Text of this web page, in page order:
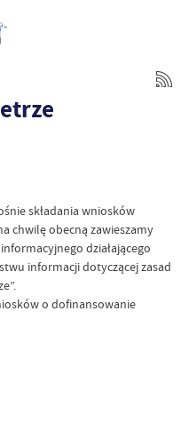
składania wniosków
chwilę obecną zawieszamy
działającego
informacji dotyczącej zasad
o dofinansowanie